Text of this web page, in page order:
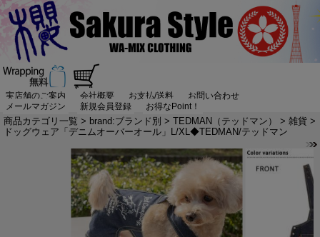
実店舗のご案内 会社概要 お支払/送料
お問い合わせ
メールマガジン
新規会員登録 お得なPoint！
商品カテゴリ一覧 > brand:ブランド別 > TEDMAN（テッドマン） > 雑貨 >
ドッグウェア「デニムオーバーオール」L/XL◆TEDMAN/テッドマン